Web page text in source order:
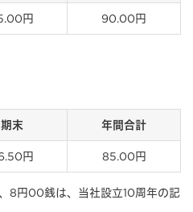
円 90.00円
期末 年間合計
円 85.00円
8円00銭は、当社設立10周年の記